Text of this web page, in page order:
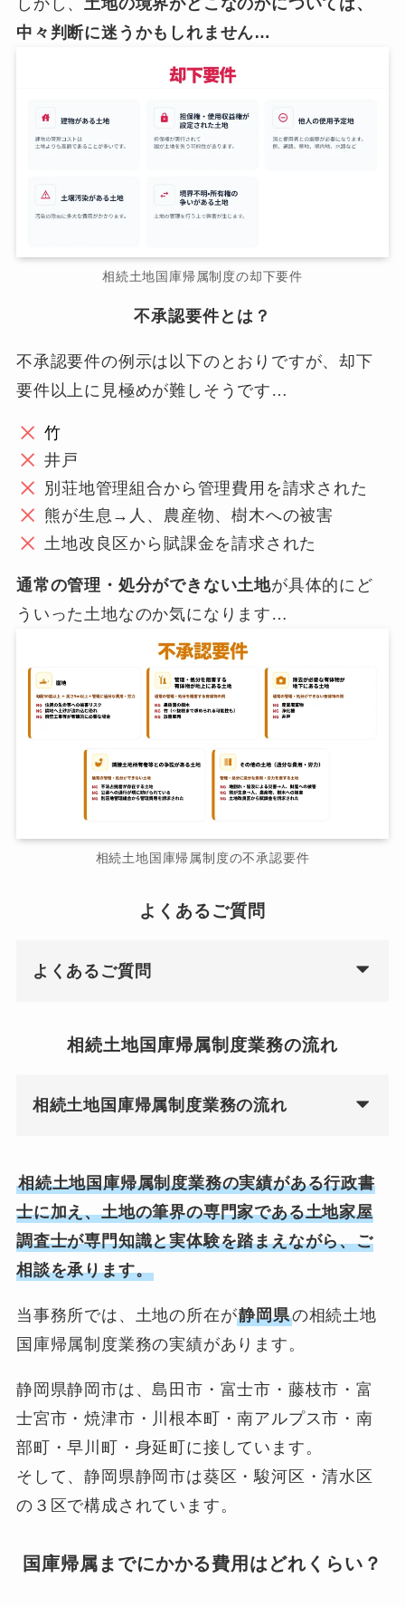
しかし、土地の境界がどこなのかについては、
中々判断に迷うかもしれません…
相続土地国庫帰属制度の却下要件
不承認要件とは？
不承認要件の例示は以下のとおりですが、却下
要件以上に見極めが難しそうです…
竹
井戸
別荘地管理組合から管理費用を請求された
熊が生息→人、農産物、樹木への被害
土地改良区から賦課金を請求された
通常の管理・処分ができない土地が具体的にど
ういった土地なのか気になります…
相続土地国庫帰属制度の不承認要件
よくあるご質問
よくあるご質問
相続土地国庫帰属制度業務の流れ
相続土地国庫帰属制度業務の流れ
相続土地国庫帰属制度業務の実績がある行政書
士に加え、土地の筆界の専門家である土地家屋
調査士が専門知識と実体験を踏まえながら、ご
相談を承ります。
当事務所では、土地の所在が静岡県の相続土地
国庫帰属制度業務の実績があります。
静岡県静岡市は、島田市・富士市・藤枝市・富
士宮市・焼津市・川根本町・南アルプス市・南
部町・早川町・身延町に接しています。
そして、静岡県静岡市は葵区・駿河区・清水区
の３区で構成されています。
国庫帰属までにかかる費用はどれくらい？